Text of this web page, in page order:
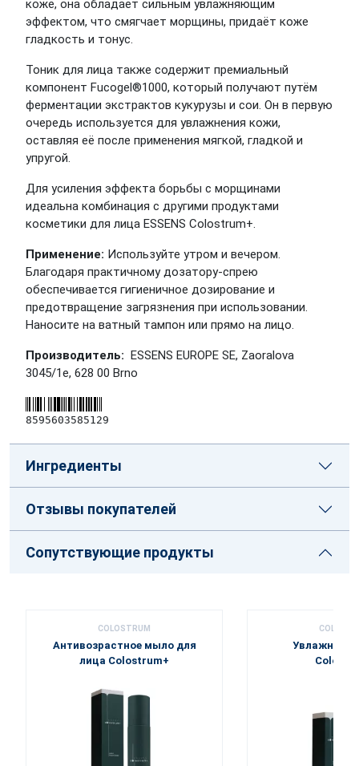
коже, она обладает сильным увлажняющим
эффектом, что смягчает морщины, придаёт коже
гладкость и тонус.
Тоник для лица также содержит премиальный
компонент Fucogel®1000, который получают путём
ферментации экстрактов кукурузы и сои. Он в первую
очередь используется для увлажнения кожи,
оставляя её после применения мягкой, гладкой и
упругой.
Для усиления эффекта борьбы с морщинами
идеальна комбинация с другими продуктами
косметики для лица ESSENS Colostrum+.
Применение: Используйте утром и вечером.
Благодаря практичному дозатору-спрею
обеспечивается гигиеничное дозирование и
предотвращение загрязнения при использовании.
Наносите на ватный тампон или прямо на лицо.
Производитель: ESSENS EUROPE SE, Zaoralova
3045/1e, 628 00 Brno
8595603585129
Ингредиенты
Отзывы покупателей
Сопутствующие продукты
COLOSTRUM
Антивозрастное мыло для
лица Colostrum+